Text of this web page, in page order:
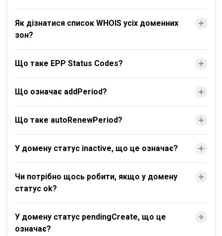
Як дізнатися список WHOIS усіх доменних
зон?
Що таке EPP Status Codes?
Що означає addPeriod?
Що таке autoRenewPeriod?
У домену статус inactive, що це означає?
Чи потрібно щось робити, якщо у домену
статус ok?
У домену статус pendingCreate, що це
означає?